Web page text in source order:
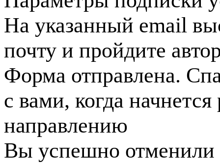
На указанный email
почту и пройдите
Форма отправлена.
с вами, когда
направлению
Вы успешно отменили